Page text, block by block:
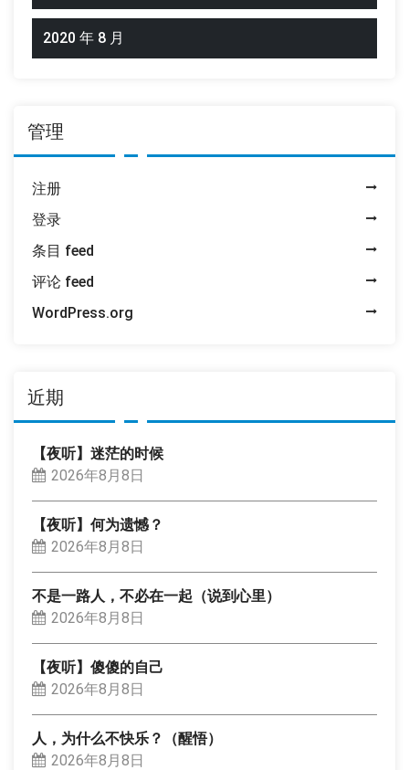
2020 年 8 月
管理
注册
登录
条目 feed
评论 feed
WordPress.org
近期
【夜听】迷茫的时候
2026年8月8日
【夜听】何为遗憾？
2026年8月8日
不是一路人，不必在一起（说到心里）
2026年8月8日
【夜听】傻傻的自己
2026年8月8日
人，为什么不快乐？（醒悟）
2026年8月8日